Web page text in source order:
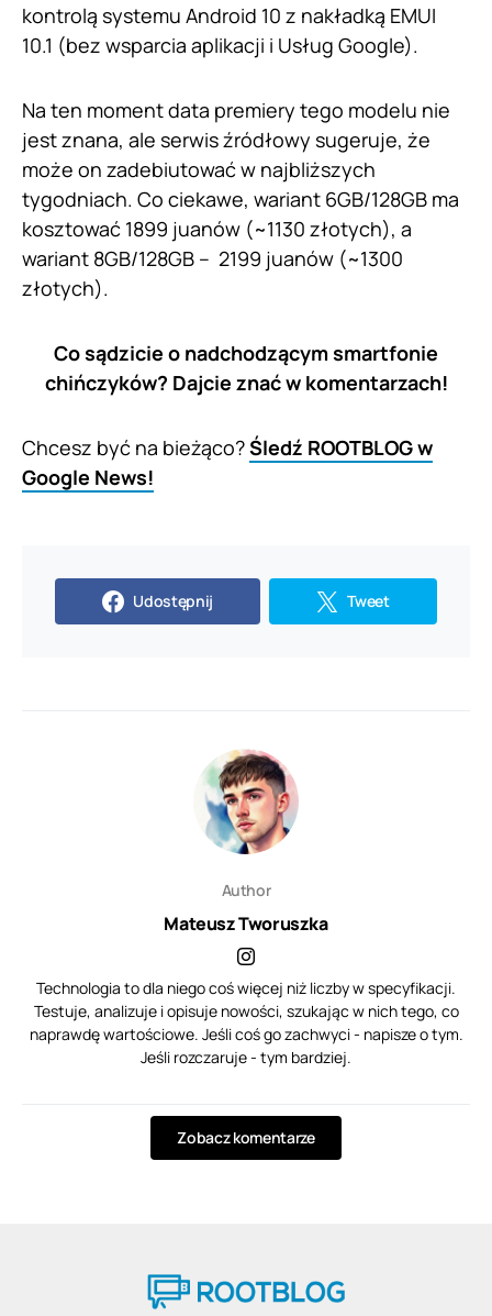
kontrolą systemu Android 10 z nakładką EMUI
10.1 (bez wsparcia aplikacji i Usług Google).
Na ten moment data premiery tego modelu nie
jest znana, ale serwis źródłowy sugeruje, że
może on zadebiutować w najbliższych
tygodniach. Co ciekawe, wariant 6GB/128GB ma
kosztować 1899 juanów (~1130 złotych), a
wariant 8GB/128GB – 2199 juanów (~1300
złotych).
Co sądzicie o nadchodzącym smartfonie
chińczyków? Dajcie znać w komentarzach!
Chcesz być na bieżąco?Śledź ROOTBLOG w
Google News!
Udostępnij Tweet
Author
Mateusz Tworuszka
Technologia to dla niego coś więcej niż liczby w specyfikacji.
Testuje, analizuje i opisuje nowości, szukając w nich tego, co
naprawdę wartościowe. Jeśli coś go zachwyci - napisze o tym.
Jeśli rozczaruje - tym bardziej.
Zobacz komentarze